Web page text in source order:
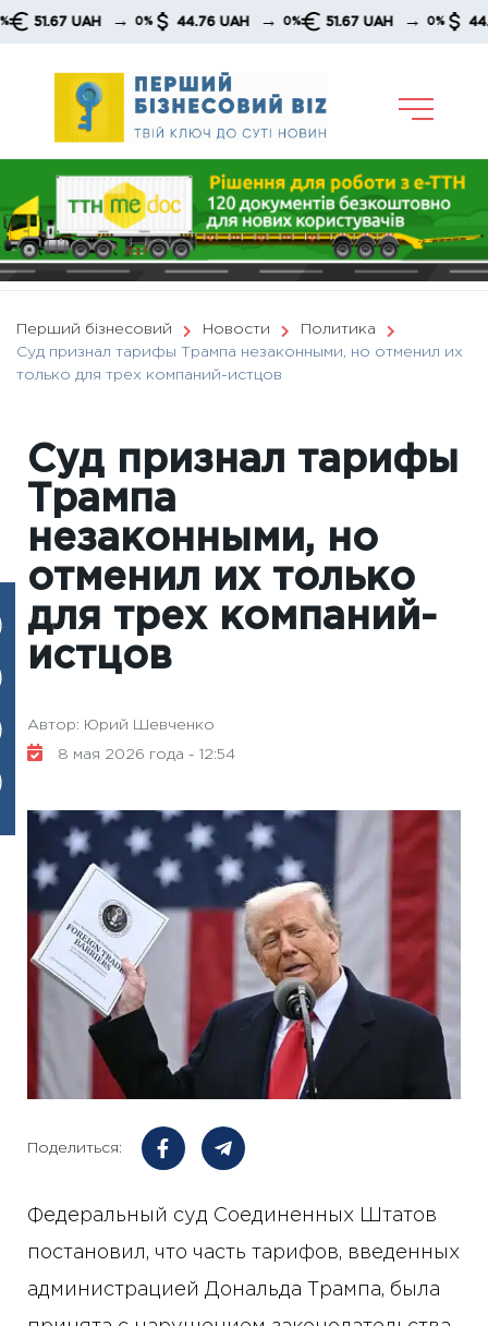
Skip
UAH → 0% 44.76 UAH → 0% 51.67 UAH → 0% 44.76
Перший бізнесовий Новости
Политика
Суд признал тарифы Трампа незаконными, но отменил их
только для трех компаний-истцов
Суд признал тарифы
Трампа
незаконными, но
отменил их только
для трех компаний-
истцов
Автор: Юрий Шевченко
8 мая 2026 года - 12:54
Поделиться:
Федеральный суд Соединенных Штатов
постановил, что часть тарифов, введенных
администрацией Дональда Трампа, была